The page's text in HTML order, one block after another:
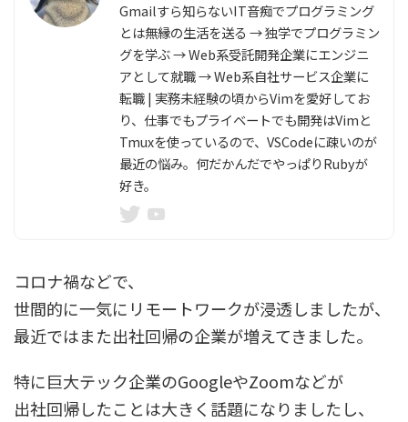
Gmailすら知らないIT音痴でプログラミング
とは無縁の生活を送る → 独学でプログラミン
グを学ぶ → Web系受託開発企業にエンジニ
アとして就職 → Web系自社サービス企業に
転職 | 実務未経験の頃からVimを愛好してお
り、仕事でもプライベートでも開発はVimと
Tmuxを使っているので、VSCodeに疎いのが
最近の悩み。何だかんだでやっぱりRubyが
好き。
コロナ禍などで、
世間的に一気にリモートワークが浸透しましたが、
最近ではまた出社回帰の企業が増えてきました。
特に巨大テック企業のGoogleやZoomなどが
出社回帰したことは大きく話題になりましたし、